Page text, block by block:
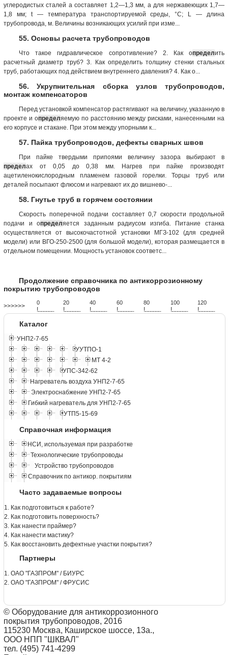
углеродистых сталей а составляет 1,2—1,3 мм, а для нержавеющих 1,7—
1,8 мм; t — температура транспортируемой среды, °С; L — длина
трубопровода, м. Величины возникающих усилий при изме...
55. Основы расчета трубопроводов
Что такое гидравлическое сопротивление? 2. Как определить
расчетный диаметр труб? 3. Как определить толщину стенки стальных
труб, работающих под действием внутреннего давления? 4. Как о...
56. Укрупнительная сборка узлов трубопроводов,
монтаж компенсаторов
Перед установкой компенсатор растягивают на величину, указанную в
проекте и определяемую по расстоянию между рисками, нанесенными на
его корпусе и стакане. При этом между упорными к...
57. Пайка трубопроводов, дефекты сварных швов
При пайке твердыми припоями величину зазора выбирают в
пределах от 0,05 до 0,38 мм. Нагрев при пайке производят
ацетиленокислородным пламенем газовой горелки. Торцы труб или
деталей посыпают флюсом и нагревают их до вишнево-...
58. Гнутье труб в горячем состоянии
Скорость поперечной подачи составляет 0,7 скорости продольной
подачи и определяется заданным радиусом изгиба. Питание станка
осуществляется от высокочастотной установки МГЗ-102 (для средней
модели) или ВГО-250-2500 (для большой модели), которая размещается в
отдельном помещении. Мощность установок соответс...
Продолжение справочника по антикоррозионному
покрытию трубопроводов
>>>>>> 0
!...................
20
!...................
40
!...................
60
!...................
80
!...................
100
!...................
120
!...................
Каталог
УНП2-7-65
УУТПО-1
МТ 4-2
УПС-342-62
Нагреватель воздуха УНП2-7-65
Электроснабжение УНП2-7-65
Гибкий нагреватель для УНП2-7-65
УТП5-15-69
Справочная информация
НСИ, используемая при разработке
Технологические трубопроводы
Устройство трубопроводов
Справочник по антикор. покрытиям
Часто задаваемые вопросы
1. Как подготовиться к работе?
2. Как подготовить поверхность?
3. Как нанести праймер?
4. Как нанести мастику?
5. Как восстановить дефектные участки покрытия?
Партнеры
1. ОАО "ГАЗПРОМ" / БИУРС
2. ОАО "ГАЗПРОМ" / ФРУСИС
© Оборудование для антикоррозионного
покрытия трубопроводов, 2016
115230 Москва, Каширское шоссе, 13а.,
ООО НПП "ШКВАЛ"
тел. (495) 741-4299